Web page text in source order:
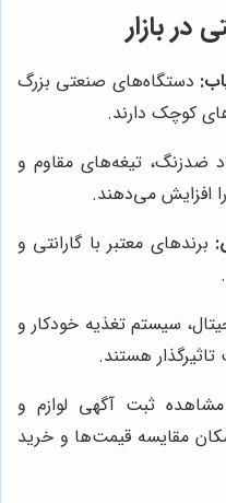
بازار
دستگاه‌های صنعتی بزرگ
کوچک دارند.
ضدزنگ، تیغه‌های مقاوم و
افزایش می‌دهند.
برندهای معتبر با گارانتی و
سیستم تغذیه خودکار و
هستند.
مشاهده ثبت آگهی لوازم و
مقایسه قیمت‌ها و خرید